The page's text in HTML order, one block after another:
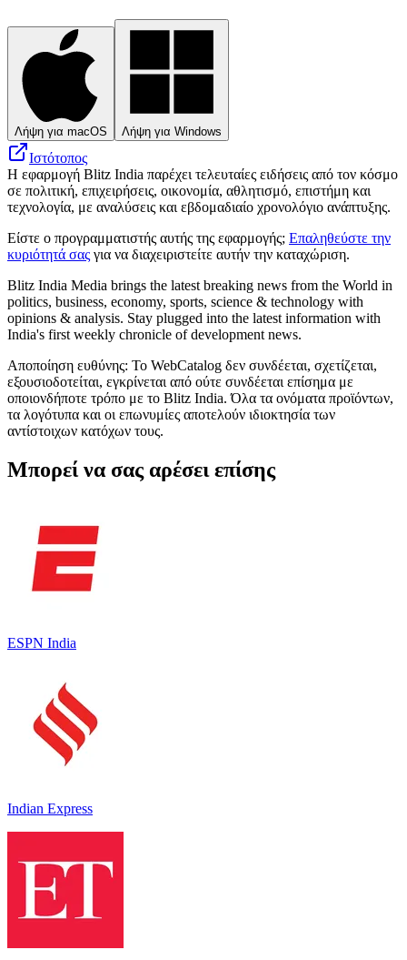
Λήψη για macOS Λήψη για Windows
Ιστότοπος
Η εφαρμογή Blitz India παρέχει τελευταίες ειδήσεις από τον κόσμο
σε πολιτική, επιχειρήσεις, οικονομία, αθλητισμό, επιστήμη και
τεχνολογία, με αναλύσεις και εβδομαδιαίο χρονολόγιο ανάπτυξης.
Είστε ο προγραμματιστής αυτής της εφαρμογής; Επαληθεύστε την
κυριότητά σας για να διαχειριστείτε αυτήν την καταχώριση.
Blitz India Media brings the latest breaking news from the World in
politics, business, economy, sports, science & technology with
opinions & analysis. Stay plugged into the latest information with
India's first weekly chronicle of development news.
Αποποίηση ευθύνης: Το WebCatalog δεν συνδέεται, σχετίζεται,
εξουσιοδοτείται, εγκρίνεται από ούτε συνδέεται επίσημα με
οποιονδήποτε τρόπο με το Blitz India. Όλα τα ονόματα προϊόντων,
τα λογότυπα και οι επωνυμίες αποτελούν ιδιοκτησία των
αντίστοιχων κατόχων τους.
Μπορεί να σας αρέσει επίσης
ESPN India
Indian Express